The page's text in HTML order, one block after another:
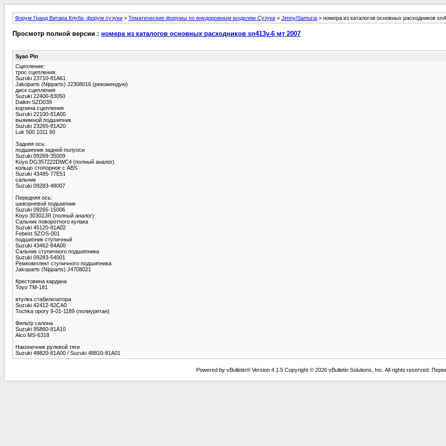
Форум Гранд Витара Клуба, форум сузуки > Тематические форумы по внедорожным моделям Сузуки > Jimny/Samurai > номера из каталогов основных расходников
Просмотр полной версии : номера из каталогов основных расходников sn413v-6 мт 2007
Syao Pin
Сцепление:
трос сцепления.
Suzuki 23710-81A61
Jakoparts (Nipparts) J2308016 (рекомендую)
диск сцепления
Suzuki 22400-83050
Daikin SZD039
корзина сцепления
Suzuki 22100-81A00
выжимной подшипник
Suzuki 23265-81A20
Luk 500 1011 60
Задняя ось:
подшипник задней полуоси
Suzuki 09269-35009
Koyo DG357222DWC4 (полный аналог)
кольцо стопорное с ABS
Suzuki 43485-77E51
сальник
Suzuki 09283-48007
Передняя ось:
шкворневой подшипник
Suzuki 09265-15006
Koyo 30302JR (полный аналог)
Сальник поворотного кулака
Suzuki 45120-81A02
Febest SZOS-001
подшипник ступичный
Suzuki 43462-84A00
Сальник ступичного подшипника
Suzuki 09283-54001
Ремкомплект ступичного подшипника
Jakoparts (Nipparts) J4708021
Крестовина кардана
Toyo TM-181
втулка стабилизатора
Suzuki 42412-82CA0
Tochka opory 9-01-1189 (полиуретан)
Фильтр салона
Suzuki 95860-81A10
Alco MS-6318
Наконечник рулевой тяги
Suzuki 48820-81A00 / Suzuki 48810-81A01
Powered by vBulletin® Version 4.1.5 Copyright © 2026 vBulletin Solutions, Inc. All rights reserved.